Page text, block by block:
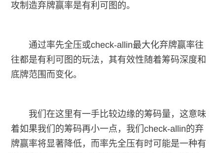
攻制造弃牌赢率是有利可图的。
通过率先全压或check-allin最大化弃牌赢率往
往都是有利可图的玩法，其有效性随着筹码深度和
底牌范围而变化。
我们在这里有一手比较边缘的筹码量，这意味
着如果我们的筹码再小一点，我们check-allin的弃
牌赢率将显著降低，而率先全压有时可能是一种有